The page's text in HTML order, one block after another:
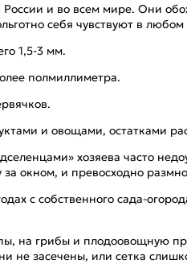
и во всем мире. Они
себя чувствуют в
1,5-3 мм.
полмиллиметра.
и овощами, остатками
хозяева часто
окном, и превосходно
с собственного сада-
на грибы и плодоовощную
не засечены, или сетка